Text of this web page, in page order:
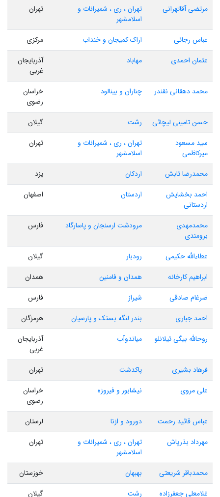
مرتضی آقاتهرانی
تهران ، ری ، شمیرانات و
اسلامشهر
تهران
عباس رجائی اراک کمیجان و خنداب
مرکزی
عثمان احمدی
مهاباد
آذربایجان
غربی
محمد دهقانی نقندر
چناران و بینالود
خراسان
رضوی
حسن تامینی لیچائی
رشت
گیلان
سید مسعود
میرکاظمی
تهران ، ری ، شمیرانات و
اسلامشهر
تهران
محمدرضا تابش اردکان
یزد
احمد بخشایش
اردستانی
اردستان اصفهان
محمدمهدی
برومندی
مرودشت ارسنجان و پاسارگاد فارس
عطاءالله حکیمی رودبار
گیلان
ابراهیم کارخانه
همدان و فامنین
همدان
ضرغام صادقی
شیراز
فارس
احمد جباری
بندر لنگه بستک و پارسیان
هرمزگان
روحالله بیگی ئیلانلو
میاندوآب
آذربایجان
غربی
فرهاد بشیری
پاکدشت
تهران
علی مروی
نیشابور و فیروزه
خراسان
رضوی
عباس قائید رحمت
دورود و ازنا
لرستان
مهرداد بذرپاش
تهران ، ری ، شمیرانات و
اسلامشهر
تهران
محمدباقر شریعتی بهبهان
خوزستان
غلامعلی جعفرزاده
رشت گیلان